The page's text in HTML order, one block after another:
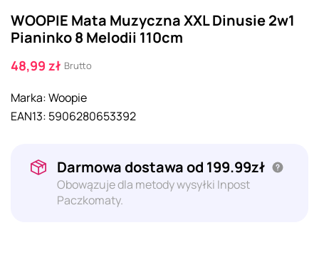
WOOPIE Mata Muzyczna XXL Dinusie 2w1
Pianinko 8 Melodii 110cm
48,99 zł Brutto
Marka:Woopie
EAN13: 5906280653392
Darmowa dostawa od 199.99zł
Obowązuje dla metody wysyłki Inpost
Paczkomaty.